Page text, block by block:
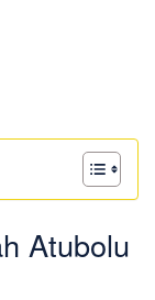
Atubolu